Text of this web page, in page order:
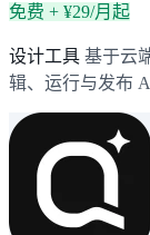
免费 + ¥29/月起
设计工具 基于云
辑、运行与发布